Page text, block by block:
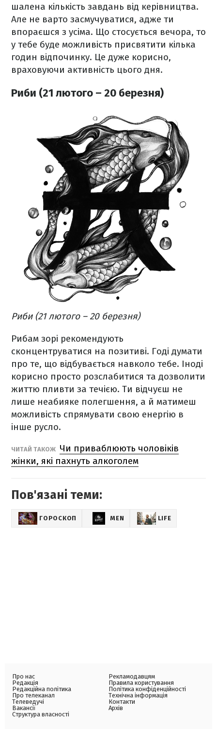
шалена кількість завдань від керівництва.
Але не варто засмучуватися, адже ти
впораєшся з усіма. Що стосується вечора, то
у тебе буде можливість присвятити кілька
годин відпочинку. Це дуже корисно,
враховуючи активність цього дня.
Риби (21 лютого – 20 березня)
Риби (21 лютого – 20 березня)
Рибам зорі рекомендують
сконцентруватися на позитиві. Годі думати
про те, що відбувається навколо тебе. Іноді
корисно просто розслабитися та дозволити
життю пливти за течією. Ти відчуєш не
лише неабияке полегшення, а й матимеш
можливість спрямувати свою енергію в
інше русло.
ЧИТАЙ ТАКОЖ Чи приваблюють чоловіків
жінки, які пахнуть алкоголем
Пов'язані теми:
ГОРОСКОП MEN LIFE
Про нас
Редакція
Редакційна політика
Про телеканал
Телеведучі
Вакансії
Структура власності
Рекламодавцям
Правила користування
Політика конфіденційності
Технічна інформація
Контакти
Архів